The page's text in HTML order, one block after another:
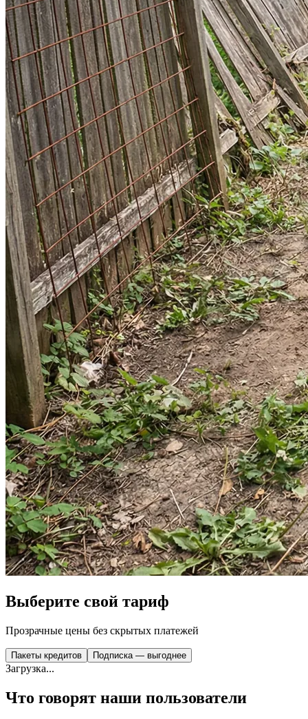
Выберите свой тариф
Прозрачные цены без скрытых платежей
Пакеты кредитов Подписка — выгоднее
Загрузка...
Что говорят наши пользователи